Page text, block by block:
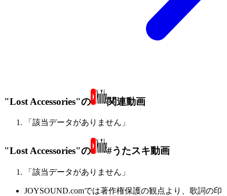
"Lost Accessories"の 関連動画
「該当データがありません」
"Lost Accessories"の #うたスキ動画
「該当データがありません」
JOYSOUND.comでは著作権保護の観点より、歌詞の印